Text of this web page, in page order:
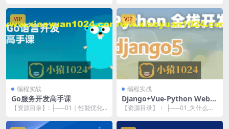
架构是怎...
能，助力成为开发和运维...
VIP
编程实战
Go服务开发高手课
【资源目录】: ├──01｜性能优化
手？.md 9....
VIP
编程实战
Django+Vue-Python Web全
栈开发
【资源目录】： ├──01_为什么要